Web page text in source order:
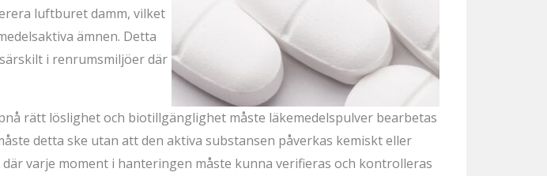
luftburet damm, vilket
ämnen. Detta
i renrumsmiljöer där
rätt löslighet och biotillgänglighet måste läkemedelspulver bearbetas
detta ske utan att den aktiva substansen påverkas kemiskt eller
varje moment i hanteringen måste kunna verifieras och kontrolleras